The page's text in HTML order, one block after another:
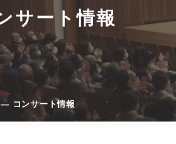
サート情報
コンサート情報